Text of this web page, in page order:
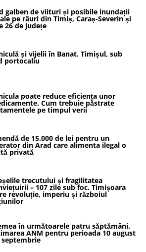
galben de viituri și posibile inundații
pe râuri din Timiș, Caraș-Severin și
26 de județe
și vijelii în Banat. Timișul, sub
portocaliu
poate reduce eficiența unor
Cum trebuie păstrate
pe timpul verii
de 15.000 de lei pentru un
din Arad care alimenta ilegal o
privată
trecutului și fragilitatea
– 107 zile sub foc. Timișoara
revoluție, imperiu și războiul
în următoarele patru săptămâni.
ANM pentru perioada 10 august
septembrie